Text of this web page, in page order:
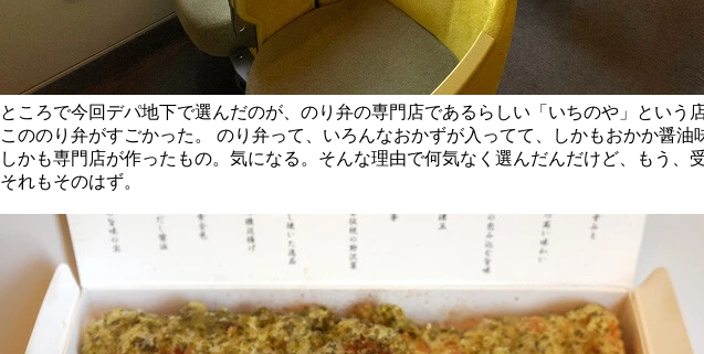
ところで今回デパ地下で選んだのが、のり弁の専門店であるらしい「いちのや」とい
こののり弁がすごかった。 のり弁って、いろんなおかずが入ってて、しかもおかか醤
しかも専門店が作ったもの。気になる。そんな理由で何気なく選んだんだけど、もう
それもそのはず。